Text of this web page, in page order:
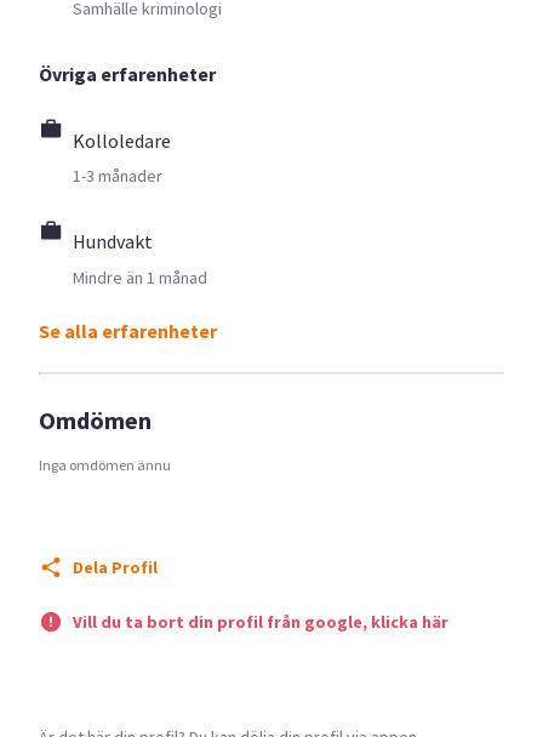
Samhälle kriminologi
Övriga erfarenheter
Kolloledare
1-3 månader
Hundvakt
Mindre än 1 månad
Se alla erfarenheter
Omdömen
Inga omdömen ännu
Dela Profil
Vill du ta bort din profil från google, klicka här